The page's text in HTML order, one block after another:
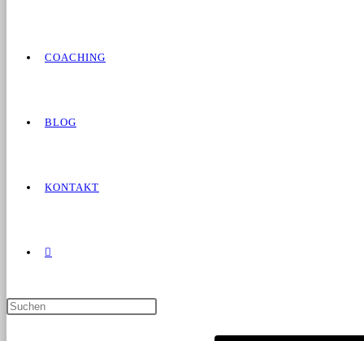
COACHING
BLOG
KONTAKT